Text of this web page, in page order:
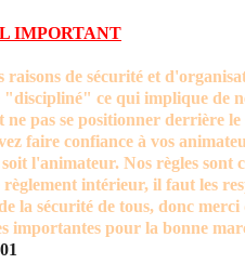
IMPORTANT
raisons de sécurité et
"discipliné" ce qui implique de
ne pas se positionner derrière
faire confiance à vos
l'animateur. Nos règles sont
intérieur, il faut les
la sécurité de tous, donc merci
importantes pour la bonne